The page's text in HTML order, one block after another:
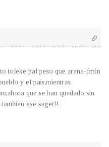
toleke pal peso que arena-fmln
y el pais,mientras
que se han quedado sin
ese saget!!